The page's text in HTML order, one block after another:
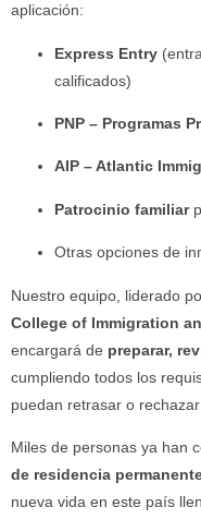
aplicación:
Express Entry
calificados)
PNP – Programas
AIP – Atlantic
Patrocinio familiar
Otras opciones de
Nuestro equipo, liderado
College of Immigration
encargará de preparar,
cumpliendo todos los
puedan retrasar o rechazar
Miles de personas ya han
de residencia
nueva vida en este país